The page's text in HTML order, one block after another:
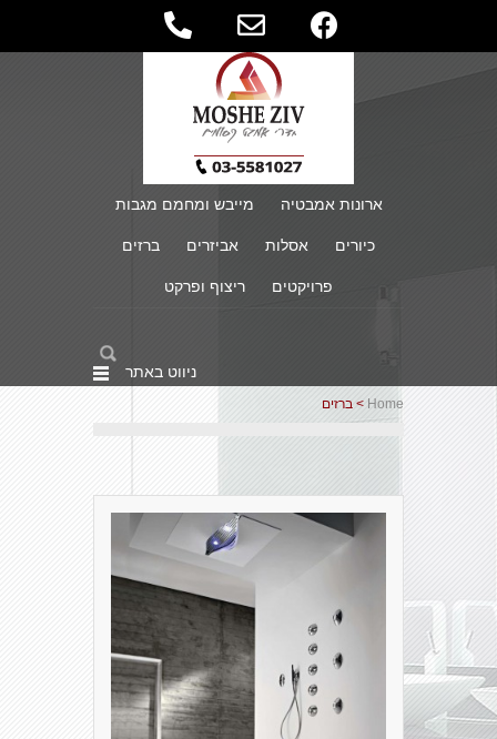
ארונות אמבטיה מייבש ומחמם מגבות
כיורים אסלות אביזרים ברזים
פרויקטים ריצוף ופרקט
ניווט באתר
Home > ברזים